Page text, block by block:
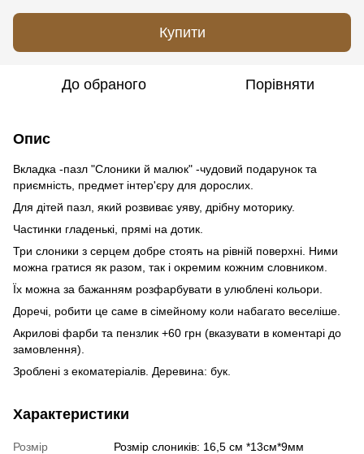
Купити
До обраного Порівняти
Опис
Вкладка -пазл "Слоники й малюк" -чудовий подарунок та
приємність, предмет інтер'єру для дорослих.
Для дітей пазл, який розвиває уяву, дрібну моторику.
Частинки гладенькі, прямі на дотик.
Три слоники з серцем добре стоять на рівній поверхні. Ними
можна гратися як разом, так і окремим кожним словником.
Їх можна за бажанням розфарбувати в улюблені кольори.
Доречі, робити це саме в сімейному коли набагато веселіше.
Акрилові фарби та пензлик +60 грн (вказувати в коментарі до
замовлення).
Зроблені з екоматеріалів. Деревина: бук.
Характеристики
Розмір Розмір слоників: 16,5 см *13см*9мм